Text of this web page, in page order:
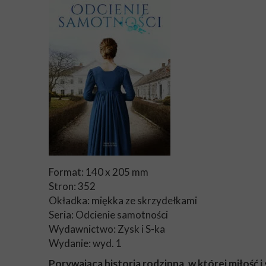
Format: 140 x 205 mm
Stron: 352
Okładka: miękka ze skrzydełkami
Seria: Odcienie samotności
Wydawnictwo: Zysk i S-ka
Wydanie: wyd. 1
Porywająca historia rodzinna, w której miłość